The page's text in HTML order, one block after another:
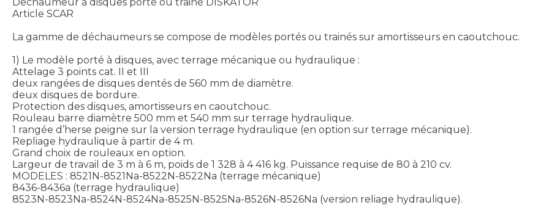
Déchaumeur à disques porté ou trainé DISKATOR
Article SCAR
La gamme de déchaumeurs se compose de modèles portés ou trainés sur amortisseurs en caoutchouc.
1) Le modèle porté à disques, avec terrage mécanique ou hydraulique :
Attelage 3 points cat. II et III
deux rangées de disques dentés de 560 mm de diamètre.
deux disques de bordure.
Protection des disques, amortisseurs en caoutchouc.
Rouleau barre diamètre 500 mm et 540 mm sur terrage hydraulique.
1 rangée d’herse peigne sur la version terrage hydraulique (en option sur terrage mécanique).
Repliage hydraulique à partir de 4 m.
Grand choix de rouleaux en option.
Largeur de travail de 3 m à 6 m, poids de 1 328 à 4 416 kg. Puissance requise de 80 à 210 cv.
MODELES : 8521N-8521Na-8522N-8522Na (terrage mécanique)
8436-8436a (terrage hydraulique)
8523N-8523Na-8524N-8524Na-8525N-8525Na-8526N-8526Na (version reliage hydraulique).